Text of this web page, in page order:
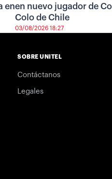
enen nuevo jugador de
Colo de Chile
03/08/2026 18:27
SOBRE UNITEL
Contáctanos
Legales